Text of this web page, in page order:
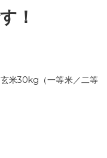
！
米30kg（一等米／二等